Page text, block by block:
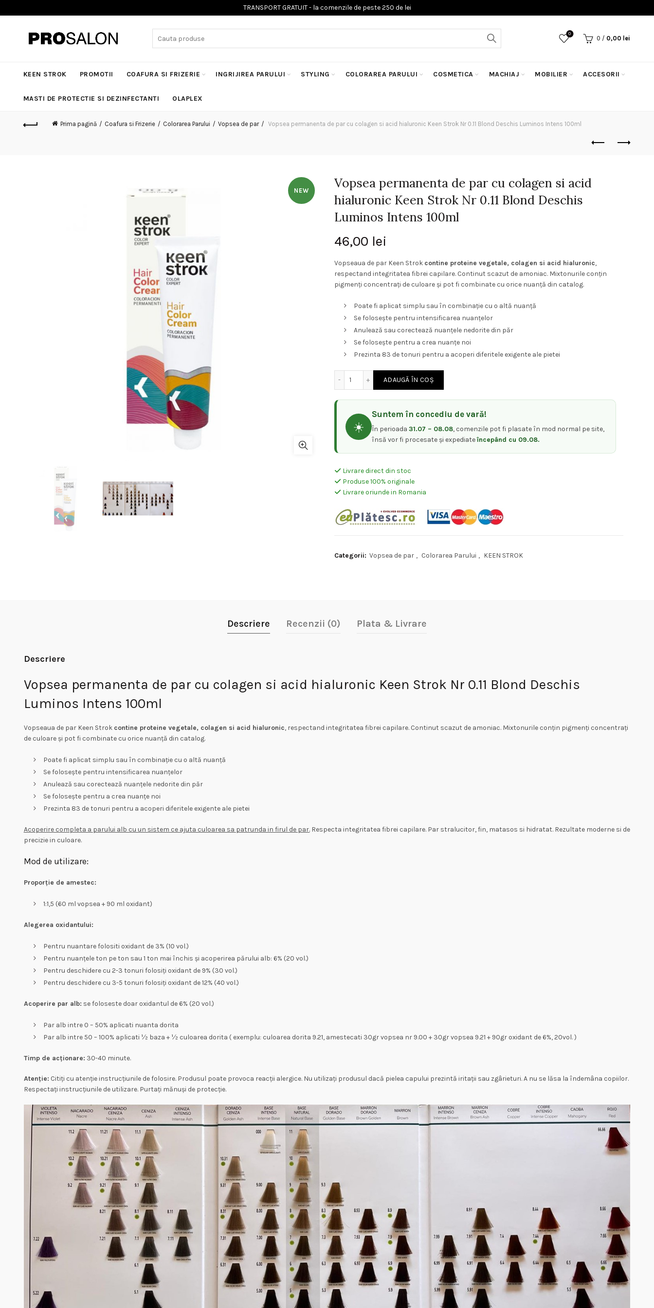
0
0 / 0,00 lei
KEEN STROK PROMOTII COAFURA SI FRIZERIE INGRIJIREA PARULUI STYLING COLORAREA PARULUI COSMETICA MACHIAJ MOBILIER ACCESORII
MASTI DE PROTECTIE SI DEZINFECTANTI OLAPLEX
Prima pagină Coafura si Frizerie Colorarea Parului Vopsea de par Vopsea permanenta de par cu colagen si acid hialuronic Keen Strok Nr 0.11 Blond Deschis Luminos Intens 100ml
NEW
Vopsea permanenta de par cu colagen si acid
hialuronic Keen Strok Nr 0.11 Blond Deschis
Luminos Intens 100ml
46,00 lei
Vopseaua de par Keen Strok contine proteine vegetale, colagen si acid hialuronic,
respectand integritatea fibrei capilare. Continut scazut de amoniac. Mixtonurile conțin
pigmenți concentrați de culoare și pot fi combinate cu orice nuanță din catalog.
Poate fi aplicat simplu sau în combinație cu o altă nuanță
Se folosește pentru intensificarea nuanțelor
Anulează sau corectează nuanțele nedorite din păr
Se folosește pentru a crea nuanțe noi
Prezinta 83 de tonuri pentru a acoperi diferitele exigente ale pietei
Cantitate Vopsea permanenta de par cu colagen si acid hialuronic Keen Strok Nr 0.11 Blond
ADAUGĂ ÎN COȘ
☀️
Suntem în concediu de vară!
În perioada 31.07 – 08.08, comenzile pot fi plasate în mod normal pe site,
însă vor fi procesate și expediateîncepând cu 09.08.
Livrare direct din stoc
Produse 100% originale
Livrare oriunde in Romania
Categorii: Vopsea de par , Colorarea Parului , KEEN STROK
Descriere Recenzii (0) Plata & Livrare
Descriere
Vopsea permanenta de par cu colagen si acid hialuronic Keen Strok Nr 0.11 Blond Deschis
Luminos Intens 100ml
Vopseaua de par Keen Strok contine proteine vegetale, colagen si acid hialuronic, respectand integritatea fibrei capilare. Continut scazut de amoniac. Mixtonurile conțin pigmenți concentrați
de culoare și pot fi combinate cu orice nuanță din catalog.
Poate fi aplicat simplu sau în combinație cu o altă nuanță
Se folosește pentru intensificarea nuanțelor
Anulează sau corectează nuanțele nedorite din păr
Se folosește pentru a crea nuanțe noi
Prezinta 83 de tonuri pentru a acoperi diferitele exigente ale pietei
Acoperire completa a parului alb cu un sistem ce ajuta culoarea sa patrunda in firul de par.Respecta integritatea fibrei capilare. Par stralucitor, fin, matasos si hidratat. Rezultate moderne si de
precizie in culoare.
Mod de utilizare:
Proporție de amestec:
1:1,5 (60 ml vopsea + 90 ml oxidant)
Alegerea oxidantului:
Pentru nuantare folositi oxidant de 3% (10 vol.)
Pentru nuanțele ton pe ton sau 1 ton mai închis și acoperirea părului alb: 6% (20 vol.)
Pentru deschidere cu 2-3 tonuri folosiți oxidant de 9% (30 vol.)
Pentru deschidere cu 3-5 tonuri folosiți oxidant de 12% (40 vol.)
Acoperire par alb: se foloseste doar oxidantul de 6% (20 vol.)
Par alb intre 0 – 50% aplicati nuanta dorita
Par alb intre 50 – 100% aplicati ½ baza + ½ culoarea dorita ( exemplu: culoarea dorita 9.21, amestecati 30gr vopsea nr 9.00 + 30gr vopsea 9.21 + 90gr oxidant de 6%, 20vol. )
Timp de acționare: 30-40 minute.
Atenție: Citiți cu atenție instrucțiunile de folosire. Produsul poate provoca reacții alergice. Nu utilizați produsul dacă pielea capului prezintă iritații sau zgârieturi. A nu se lăsa la îndemâna copiilor.
Respectați instrucțiunile de utilizare. Purtați mănuși de protecție.